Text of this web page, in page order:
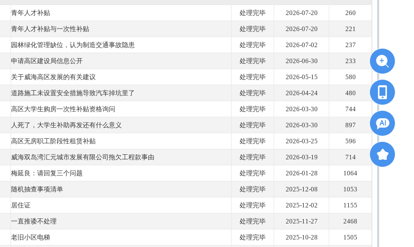
青年人才补贴 处理完毕 2026-07-20 260
青年人才补贴与一次性补贴 处理完毕 2026-07-20 221
园林绿化管理缺位，认为制造交通事故隐患 处理完毕 2026-07-02 237
申请高区建设局信息公开 处理完毕 2026-06-30 233
关于威海高区发展的有关建议 处理完毕 2026-05-15 580
道路施工未设置安全措施导致汽车掉坑里了 处理完毕 2026-04-24 480
高区大学生购房一次性补贴资格询问 处理完毕 2026-03-30 744
人死了，大学生补助再发还有什么意义 处理完毕 2026-03-30 897
高区无房职工阶段性租赁补贴 处理完毕 2026-03-25 596
威海双岛湾汇元城市发展有限公司拖欠工程款事由 处理完毕 2026-03-19 714
梅延良：请回复三个问题 处理完毕 2026-01-28 1064
随机抽查事项清单 处理完毕 2025-12-08 1053
居住证 处理完毕 2025-12-02 1155
一直推诿不处理 处理完毕 2025-11-27 2468
老旧小区电梯 处理完毕 2025-10-28 1505